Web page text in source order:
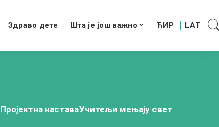
Здраво дете Шта је још важно
Пројектна наставаУчитељи мењају свет